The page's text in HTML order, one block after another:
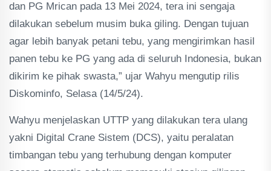
dan PG Mrican pada 13 Mei 2024, tera ini sengaja
dilakukan sebelum musim buka giling. Dengan tujuan
agar lebih banyak petani tebu, yang mengirimkan hasil
panen tebu ke PG yang ada di seluruh Indonesia, bukan
dikirim ke pihak swasta,” ujar Wahyu mengutip rilis
Diskominfo, Selasa (14/5/24).
Wahyu menjelaskan UTTP yang dilakukan tera ulang
yakni Digital Crane Sistem (DCS), yaitu peralatan
timbangan tebu yang terhubung dengan komputer